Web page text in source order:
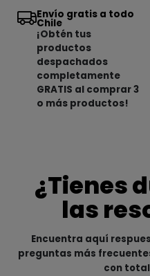
Envío gratis a todo
Chile
¡Obtén tus
productos
despachados
completamente
GRATIS al comprar 3
o más productos!
¿Tienes
las
Encuentra aquí
preguntas más
con